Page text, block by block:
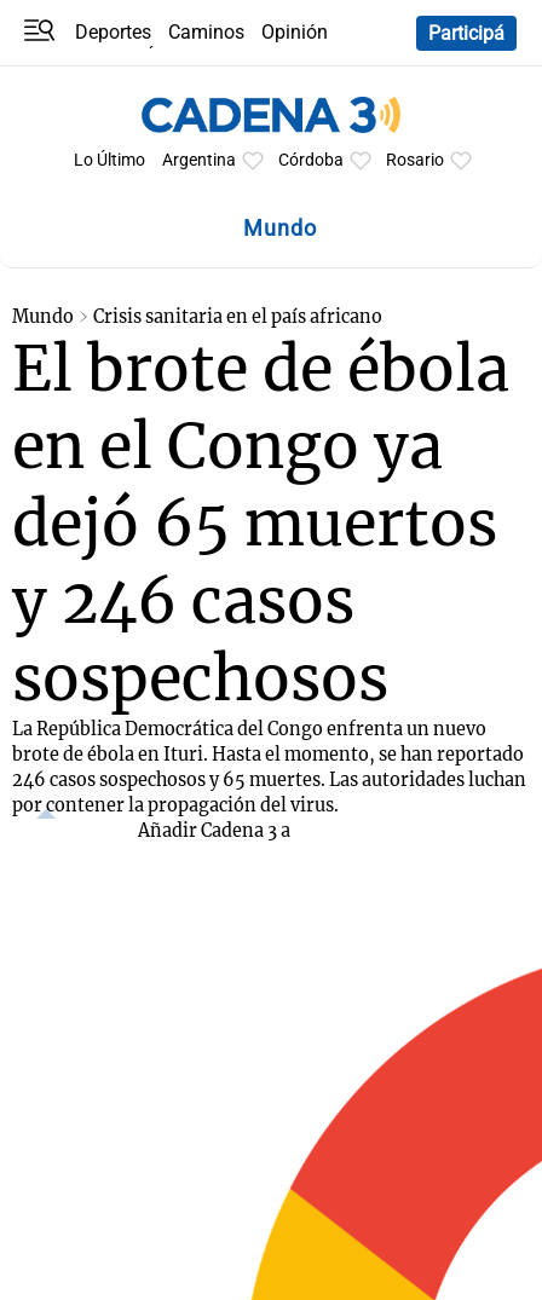
Deportes Caminos
Opinión
Participá
Lo Último Argentina Córdoba Rosario
Mundo
Mundo Crisis sanitaria en el país africano
El brote de ébola
en el Congo ya
dejó 65 muertos
y 246 casos
sospechosos
La República Democrática del Congo enfrenta un nuevo
brote de ébola en Ituri. Hasta el momento, se han reportado
246 casos sospechosos y 65 muertes. Las autoridades luchan
por contener la propagación del virus.
Añadir Cadena 3 a
Mundial 2026
La Sole en
Cadena 3